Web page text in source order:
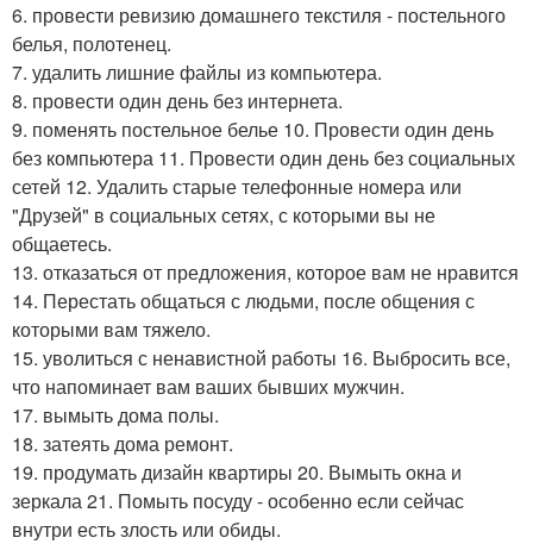
6. провести ревизию домашнего текстиля - постельного
белья, полотенец.
7. удалить лишние файлы из компьютера.
8. провести один день без интернета.
9. поменять постельное белье 10. Провести один день
без компьютера 11. Провести один день без социальных
сетей 12. Удалить старые телефонные номера или
"Друзей" в социальных сетях, с которыми вы не
общаетесь.
13. отказаться от предложения, которое вам не нравится
14. Перестать общаться с людьми, после общения с
которыми вам тяжело.
15. уволиться с ненавистной работы 16. Выбросить все,
что напоминает вам ваших бывших мужчин.
17. вымыть дома полы.
18. затеять дома ремонт.
19. продумать дизайн квартиры 20. Вымыть окна и
зеркала 21. Помыть посуду - особенно если сейчас
внутри есть злость или обиды.